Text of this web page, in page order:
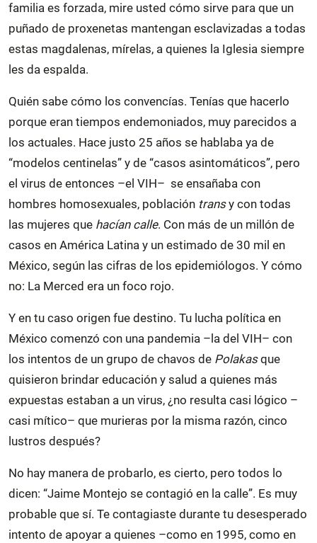
familia es forzada, mire usted cómo sirve para que un
puñado de proxenetas mantengan esclavizadas a todas
estas magdalenas, mírelas, a quienes la Iglesia siempre
les da espalda.
Quién sabe cómo los convencías. Tenías que hacerlo
porque eran tiempos endemoniados, muy parecidos a
los actuales. Hace justo 25 años se hablaba ya de
“modelos centinelas” y de “casos asintomáticos”, pero
el virus de entonces –el VIH– se ensañaba con
hombres homosexuales, población transy con todas
las mujeres que hacían calle. Con más de un millón de
casos en América Latina y un estimado de 30 mil en
México, según las cifras de los epidemiólogos. Y cómo
no: La Merced era un foco rojo.
Y en tu caso origen fue destino. Tu lucha política en
México comenzó con una pandemia –la del VIH– con
los intentos de un grupo de chavos de Polakasque
quisieron brindar educación y salud a quienes más
expuestas estaban a un virus, ¿no resulta casi lógico –
casi mítico– que murieras por la misma razón, cinco
lustros después?
No hay manera de probarlo, es cierto, pero todos lo
dicen: “Jaime Montejo se contagió en la calle”. Es muy
probable que sí. Te contagiaste durante tu desesperado
intento de apoyar a quienes –como en 1995, como en